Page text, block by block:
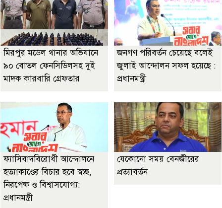
মিরপুর মডেল থানার অভিযানে
৯০ বোতল ফেনসিডিলসহ দুই
মাদক কারবারি গ্রেফতার
জনগণ পরিবর্তন চেয়েছে বলেই
জুলাই আন্দোলন সফল হয়েছে :
প্রধানমন্ত্রী
ফ্যাসিবাদবিরোধী আন্দোলনে
হত্যাকাণ্ডের বিচার হবে স্বচ্ছ,
নিরপেক্ষ ও বিশ্বাসযোগ্য:
প্রধানমন্ত্রী
যেকোনো সময় বেনজীরের
প্রত্যাবর্তন